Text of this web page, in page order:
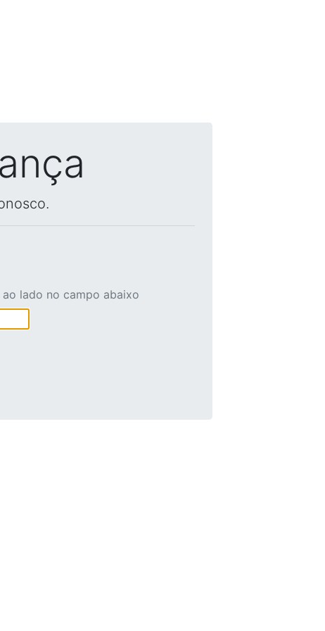
lado no campo abaixo